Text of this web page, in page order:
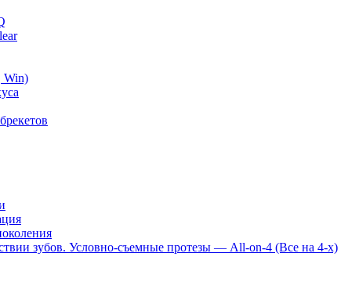
Win)
зубов. Условно-съемные протезы — All-on-4 (Все на 4-х)